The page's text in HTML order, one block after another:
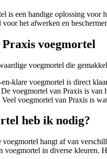
is een handige oplossing voor
voor het afwerken en
voegmortel
voegmortel die
klare voegmortel is direct
De voegmortel van Praxis is van
Veel voegmortel van Praxis is
heb ik nodig?
hangt af van
voegmortel in diverse